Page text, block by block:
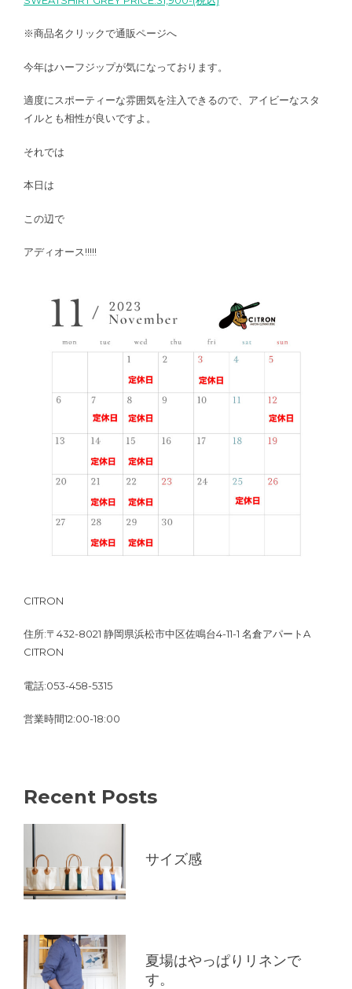
※商品名クリックで通販ページへ
今年はハーフジップが気になっております。
適度にスポーティーな雰囲気を注入できるので、アイビーなスタ
イルとも相性が良いですよ。
それでは
本日は
この辺で
アディオース!!!!!
CITRON
住所:〒432-8021 静岡県浜松市中区佐鳴台4-11-1 名倉アパートA
CITRON
電話:053-458-5315
営業時間12:00-18:00
Recent Posts
サイズ感
夏場はやっぱりリネンで
す。